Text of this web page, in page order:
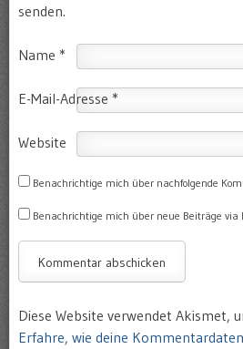
senden.
Name *
E-Mail-Adresse *
Website
Benachrichtige mich über nachfolgende
Benachrichtige mich über neue Beiträge via
Diese Website verwendet Akismet,
Erfahre, wie deine